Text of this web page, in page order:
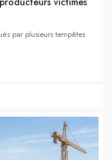
par plusieurs tempêtes